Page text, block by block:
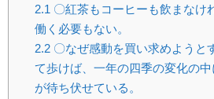
2.1 〇紅茶もコーヒーも飲まなけ
働く必要もない。
2.2〇なぜ感動を買い求めようと
て歩けば、一年の四季の変化の
が待ち伏せている。